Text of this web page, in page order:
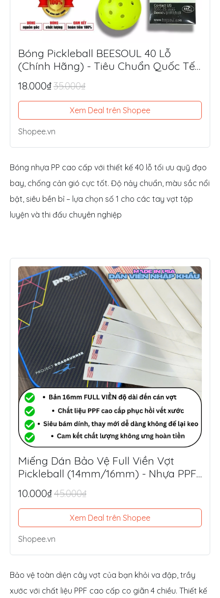
Bóng Pickleball BEESOUL 40 Lỗ
(Chính Hãng) - Tiêu Chuẩn Quốc Tế,
Chuyên Thi Đấu & Tập Luyện Ngoài
Trời
18.000₫35.000₫
Xem Deal trên Shopee
Shopee.vn
Bóng nhựa PP cao cấp với thiết kế 40 lỗ tối ưu quỹ đạo
bay, chống cản gió cực tốt. Độ nảy chuẩn, màu sắc nổi
bật, siêu bền bỉ – lựa chọn số 1 cho các tay vợt tập
luyện và thi đấu chuyên nghiệp
Miếng Dán Bảo Vệ Full Viền Vợt
Pickleball (14mm/16mm) - Nhựa PPF
Mỹ Siêu Dày 8.5mil
10.000₫45.000₫
Xem Deal trên Shopee
Shopee.vn
Bảo vệ toàn diện cây vợt của bạn khỏi va đập, trầy
xước với chất liệu PPF cao cấp co giãn 4 chiều. Thiết kế